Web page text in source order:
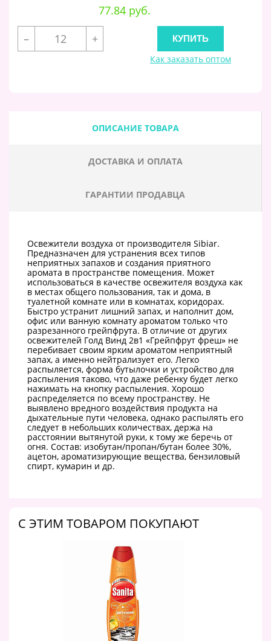
77.84 руб.
–
+
Как заказать оптом
ОПИСАНИЕ ТОВАРА
ДОСТАВКА И ОПЛАТА
ГАРАНТИИ ПРОДАВЦА
Освежители воздуха от производителя Sibiar.
Предназначен для устранения всех типов
неприятных запахов и создания приятного
аромата в пространстве помещения. Может
использоваться в качестве освежителя воздуха как
в местах общего пользования, так и дома, в
туалетной комнате или в комнатах, коридорах.
Быстро устранит лишний запах, и наполнит дом,
офис или ванную комнату ароматом только что
разрезанного грейпфрута. В отличие от других
освежителей Голд Винд 2в1 «Грейпфрут фреш» не
перебивает своим ярким ароматом неприятный
запах, а именно нейтрализует его. Легко
распыляется, форма бутылочки и устройство для
распыления таково, что даже ребенку будет легко
нажимать на кнопку распыления. Хорошо
распределяется по всему пространству. Не
выявлено вредного воздействия продукта на
дыхательные пути человека, однако распылять его
следует в небольших количествах, держа на
расстоянии вытянутой руки, к тому же беречь от
огня. Состав: изобутан/пропан/бутан более 30%,
ацетон, ароматизирующие вещества, бензиловый
спирт, кумарин и др.
C ЭТИМ ТОВАРОМ ПОКУПАЮТ